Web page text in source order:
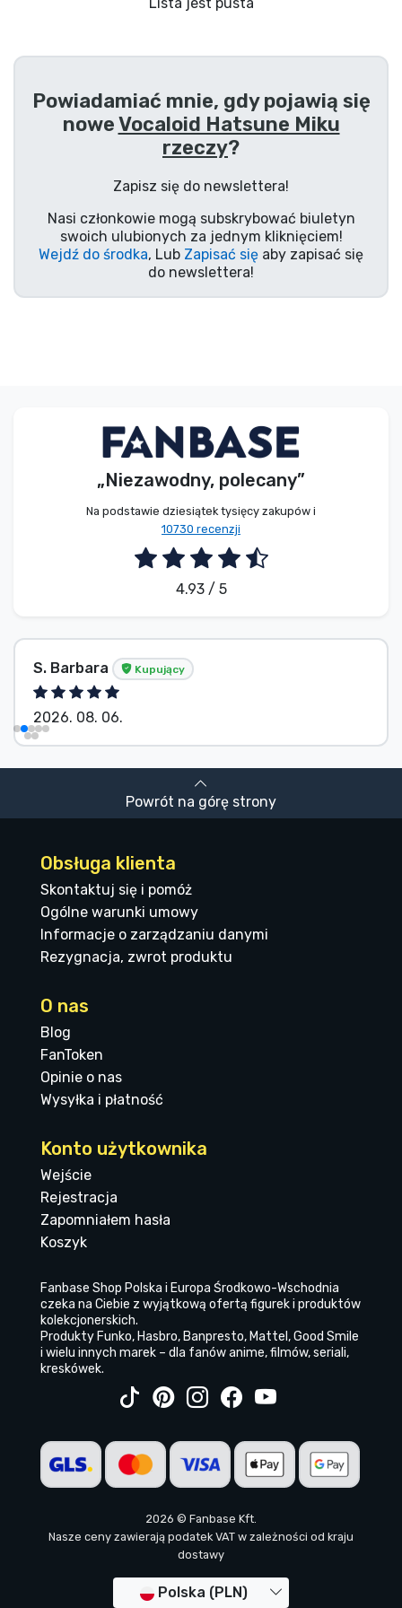
Powiadamiać mnie, gdy pojawią się
noweVocaloid Hatsune Miku
rzeczy?
Zapisz się do newslettera!
Nasi członkowie mogą subskrybować biuletyn
swoich ulubionych za jednym kliknięciem!
Wejdź do środka, Lub Zapisać się aby zapisać się
do newslettera!
„Niezawodny, polecany”
Na podstawie dziesiątek tysięcy zakupów i
10730 recenzji
4.93 / 5
S. Barbara Kupujący
2026. 08. 06.
Powrót na górę strony
Obsługa klienta
Skontaktuj się i pomóż
Ogólne warunki umowy
Informacje o zarządzaniu danymi
Rezygnacja, zwrot produktu
O nas
Blog
FanToken
Opinie o nas
Wysyłka i płatność
Konto użytkownika
Wejście
Rejestracja
Zapomniałem hasła
Koszyk
Fanbase Shop Polska i Europa Środkowo-Wschodnia
czeka na Ciebie z wyjątkową ofertą figurek i produktów
kolekcjonerskich.
Produkty Funko, Hasbro, Banpresto, Mattel, Good Smile
i wielu innych marek – dla fanów anime, filmów, seriali,
kreskówek.
2026 © Fanbase Kft.
Nasze ceny zawierają podatek VAT w zależności od kraju
dostawy
Polska (PLN)
Wysyłka i płatność
Rzeczy seryjne
Rzeczy filmowe
Wspaniałe rzeczy
Rzeczy z anime
Rzeczy dla graczy
Typy produktów